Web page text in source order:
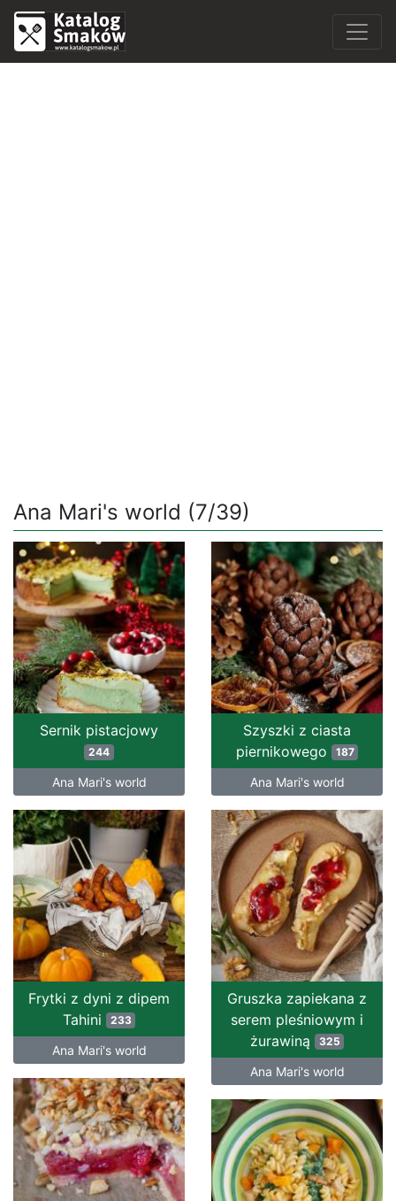
Ana Mari's world (7/39)
Sernik pistacjowy
244
Ana Mari's world
Szyszki z ciasta
piernikowego
187
Ana Mari's world
Frytki z dyni z dipem
Tahini
233
Ana Mari's world
Gruszka zapiekana z
serem pleśniowym i
żurawiną
325
Ana Mari's world